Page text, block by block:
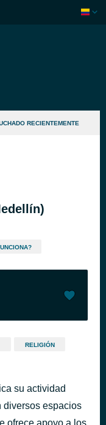
RECIENTEMENTE
RELIGIÓN
su actividad
diversos espacios
ofrece apoyo a los